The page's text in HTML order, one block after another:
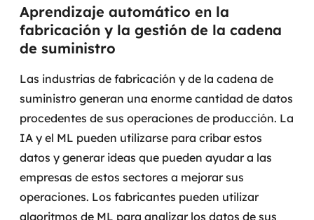
Aprendizaje automático en la
fabricación y la gestión de la cadena
de suministro
Las industrias de fabricación y de la cadena de
suministro generan una enorme cantidad de datos
procedentes de sus operaciones de producción. La
IA y el ML pueden utilizarse para cribar estos
datos y generar ideas que pueden ayudar a las
empresas de estos sectores a mejorar sus
operaciones. Los fabricantes pueden utilizar
algoritmos de ML para analizar los datos de sus